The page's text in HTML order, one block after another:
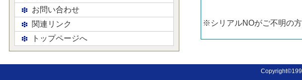
※シリアルNOがご不明の
お問い合わせ
関連リンク
トップページへ